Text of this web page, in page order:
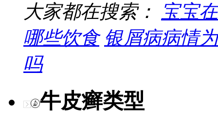
大家都在搜索：
宝宝
哪些饮食 银屑病病情
吗
牛皮癣类型